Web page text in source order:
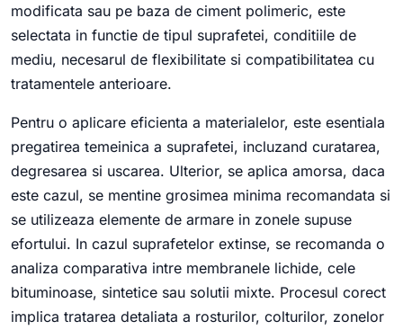
modificata sau pe baza de ciment polimeric, este
selectata in functie de tipul suprafetei, conditiile de
mediu, necesarul de flexibilitate si compatibilitatea cu
tratamentele anterioare.
Pentru o aplicare eficienta a materialelor, este esentiala
pregatirea temeinica a suprafetei, incluzand curatarea,
degresarea si uscarea. Ulterior, se aplica amorsa, daca
este cazul, se mentine grosimea minima recomandata si
se utilizeaza elemente de armare in zonele supuse
efortului. In cazul suprafetelor extinse, se recomanda o
analiza comparativa intre membranele lichide, cele
bituminoase, sintetice sau solutii mixte. Procesul corect
implica tratarea detaliata a rosturilor, colturilor, zonelor